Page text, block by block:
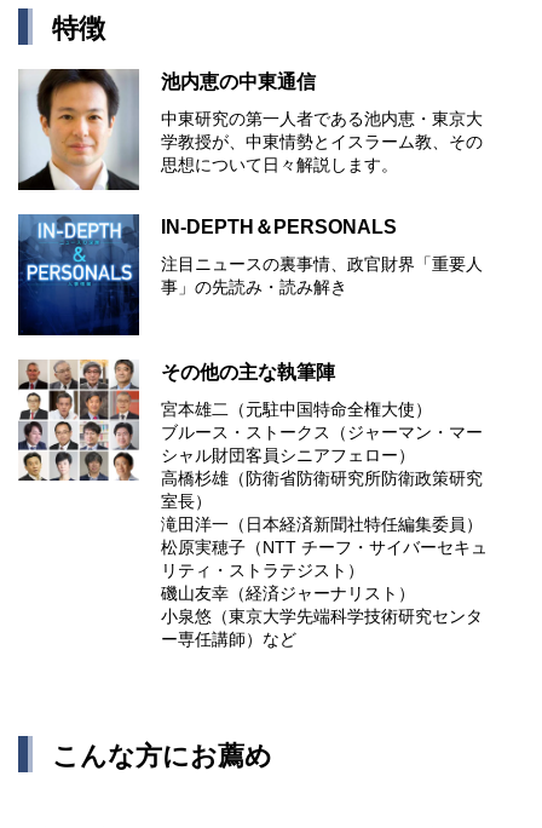
特徴
池内恵の中東通信
中東研究の第⼀⼈者である池内恵・東京⼤
学教授が、中東情勢とイスラーム教、その
思想について⽇々解説します。
IN-DEPTH＆PERSONALS
注目ニュースの裏事情、政官財界「重要人
事」の先読み・読み解き
その他の主な執筆陣
宮本雄二（元駐中国特命全権大使）
ブルース・ストークス（ジャーマン・マー
シャル財団客員シニアフェロー）
高橋杉雄（防衛省防衛研究所防衛政策研究
室長）
滝田洋一（日本経済新聞社特任編集委員）
松原実穂子（NTT チーフ・サイバーセキュ
リティ・ストラテジスト）
磯山友幸（経済ジャーナリスト）
小泉悠（東京大学先端科学技術研究センタ
ー専任講師）など
こんな方にお薦め